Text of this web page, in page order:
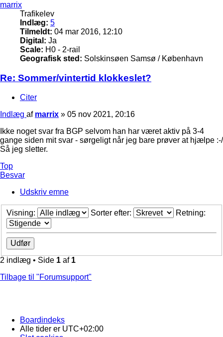
marrix
Trafikelev
Indlæg: 5
Tilmeldt: 04 mar 2016, 12:10
Digital: Ja
Scale: H0 - 2-rail
Geografisk sted: Solskinsøen Samsø / København
Re: Sommer/vintertid klokkeslet?
Citer
Indlæg af marrix » 05 nov 2021, 20:16
Ikke noget svar fra BGP selvom han har været aktiv på 3-4
gange siden mit svar - sørgeligt når jeg bare prøver at hjælpe :-/
Så jeg sletter.
Top
Besvar
Udskriv emne
Visning: Sorter efter: Retning:
2 indlæg • Side 1 af 1
Tilbage til "Forumsupport"
Boardindeks
Alle tider er UTC+02:00